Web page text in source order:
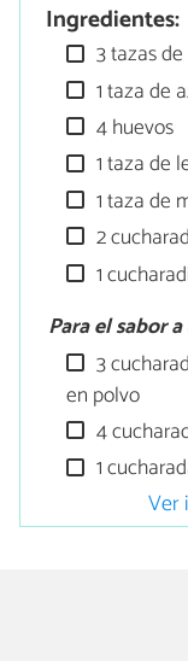
Ingredientes:
3 tazas
1 taza de
4 huevos
1 taza de
1 taza de
2
1
Para el sabor
3
en polvo
4
1
Ver